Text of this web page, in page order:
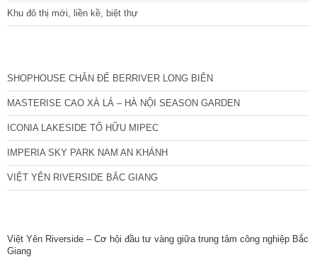
Khu đô thị mới, liền kề, biệt thự
SHOPHOUSE CHÂN ĐẾ BERRIVER LONG BIÊN
MASTERISE CAO XÀ LÁ – HÀ NỘI SEASON GARDEN
ICONIA LAKESIDE TỐ HỮU MIPEC
IMPERIA SKY PARK NAM AN KHÁNH
VIỆT YÊN RIVERSIDE BẮC GIANG
Việt Yên Riverside – Cơ hội đầu tư vàng giữa trung tâm công nghiệp Bắc
Giang